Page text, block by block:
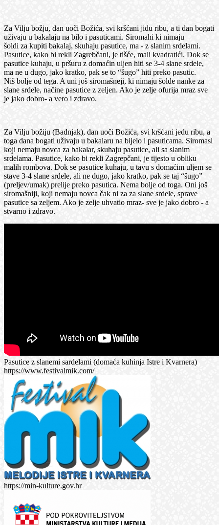
Za Vilju božju, dan uoči Božića, svi kršćani jidu ribu, a ti dan bogati
uživaju u bakalaju na bilo i pasuticami. Siromahi ki nimaju
šoldi za kupiti bakalaj, skuhaju pasutice, ma - z slanim srdelami.
Pasutice, kako bi rekli Zagrebčani, je tišće, mali kvadratići. Dok se
pasutice kuhaju, u pršuru z domaćin uljen hiti se 3-4 slane srdele,
ma ne u dugo, jako kratko, pak se to “šugo” hiti preko pasutic.
Niš bolje od tega. A uni još siromašneji, ki nimaju šolde nanke za
slane srdele, načine pasutice z zeljen. Ako je zelje ofurija mraz sve
je jako dobro- a vero i zdravo.
Za Vilju božiju (Badnjak), dan uoči Božića, svi kršćani jedu ribu, a
toga dana bogati uživaju u bakalaru na bijelo i pasuticama. Siromasi
koji nemaju novca za bakalar, skuhaju pasutice, ali sa slanim
srdelama. Pasutice, kako bi rekli Zagrepčani, je tijesto u obliku
malih rombova. Dok se pasutice kuhaju, u tavu s domaćim uljem se
stave 3-4 slane srdele, ali ne dugo, jako kratko, pak se taj “šugo”
(preljev/umak) prelije preko pasutica. Nema bolje od toga. Oni još
siromašniji, koji nemaju novca čak ni za za slane srdele, sprave
pasutice sa zeljem. Ako je zelje uhvatio mraz- sve je jako dobro - a
stvarno i zdravo.
Pasutice z slanemi sardelami (domaća kuhinja Istre i Kvarnera)
https://www.festivalmik.com/
https://min-kulture.gov.hr